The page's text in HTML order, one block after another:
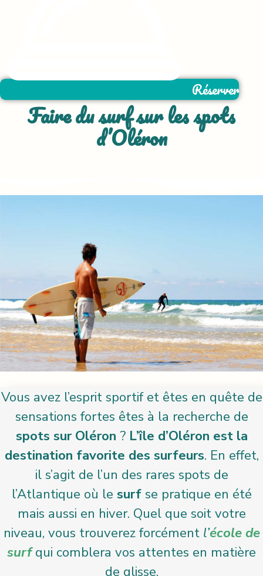
Réserver
Faire du surf sur les spots
d’Oléron
Vous avez l’esprit sportif et êtes en quête de
sensations fortes êtes à la recherche de
spots sur Oléron ? L’île d’Oléron est la
destination favorite des surfeurs. En effet,
il s’agit de l’un des rares spots de
l’Atlantique où le surfse pratique en été
mais aussi en hiver. Quel que soit votre
niveau, vous trouverez forcément l’école de
surfqui comblera vos attentes en matière
de glisse.